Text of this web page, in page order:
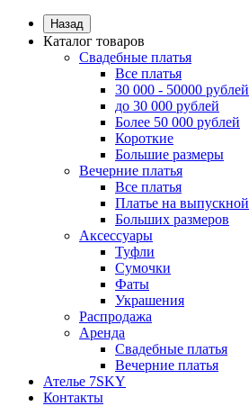
Назад
Каталог товаров
Свадебные платья
Все платья
30 000 - 50000 рублей
до 30 000 рублей
Более 50 000 рублей
Короткие
Большие размеры
Вечерние платья
Все платья
Платье на выпускной
Больших размеров
Аксессуары
Туфли
Сумочки
Фаты
Украшения
Распродажа
Аренда
Свадебные платья
Вечерние платья
Ателье 7SKY
Контакты